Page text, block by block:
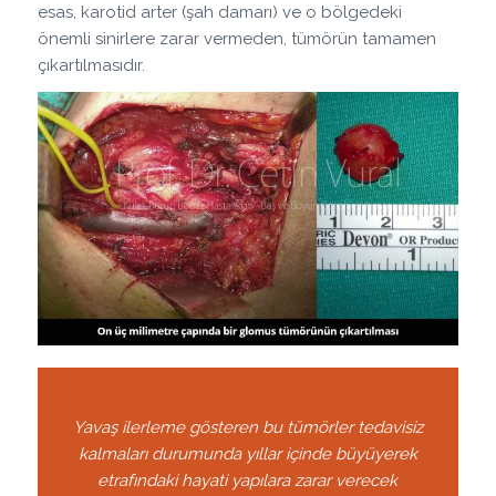
esas, karotid arter (şah damarı) ve o bölgedeki
önemli sinirlere zarar vermeden, tümörün tamamen
çıkartılmasıdır.
Yavaş ilerleme gösteren bu tümörler tedavisiz
kalmaları durumunda yıllar içinde büyüyerek
etrafındaki hayati yapılara zarar verecek